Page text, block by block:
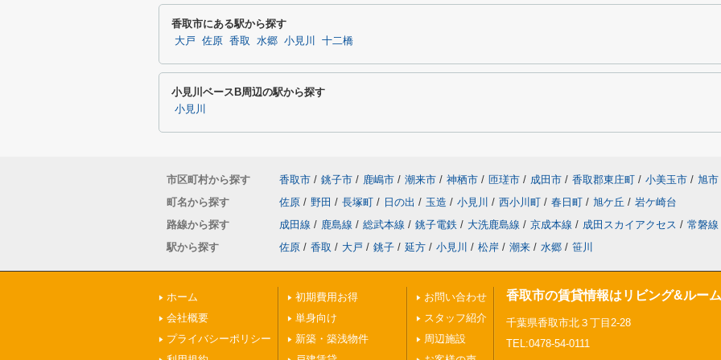
香取市にある駅から探す
大戸 佐原 香取 水郷 小見川 十二橋
小見川ベースB周辺の駅から探す
小見川
市区町村から探す 香取市 / 銚子市 / 鹿嶋市 / 潮来市 / 神栖市 / 匝瑳市 / 成田市 / 香取郡東庄町 / 小美玉市 / 旭市
町名から探す
佐原 / 野田 / 長塚町 / 日の出 / 玉造 / 小見川 / 西小川町 / 春日町 / 旭ケ丘 / 岩ケ崎台
路線から探す
成田線 / 鹿島線 / 総武本線 / 銚子電鉄 / 大洗鹿島線 / 京成本線 / 成田スカイアクセス / 常磐線
駅から探す
佐原 / 香取 / 大戸 / 銚子 / 延方 / 小見川 / 松岸 / 潮来 / 水郷 / 笹川
ホーム
会社概要
プライバシーポリシー
初期費用お得
単身向け
新築・築浅物件
お問い合わせ
スタッフ紹介
周辺施設
香取市の賃貸情報はリビング&ルー
千葉県香取市北３丁目2-28
TEL:0478-54-0111